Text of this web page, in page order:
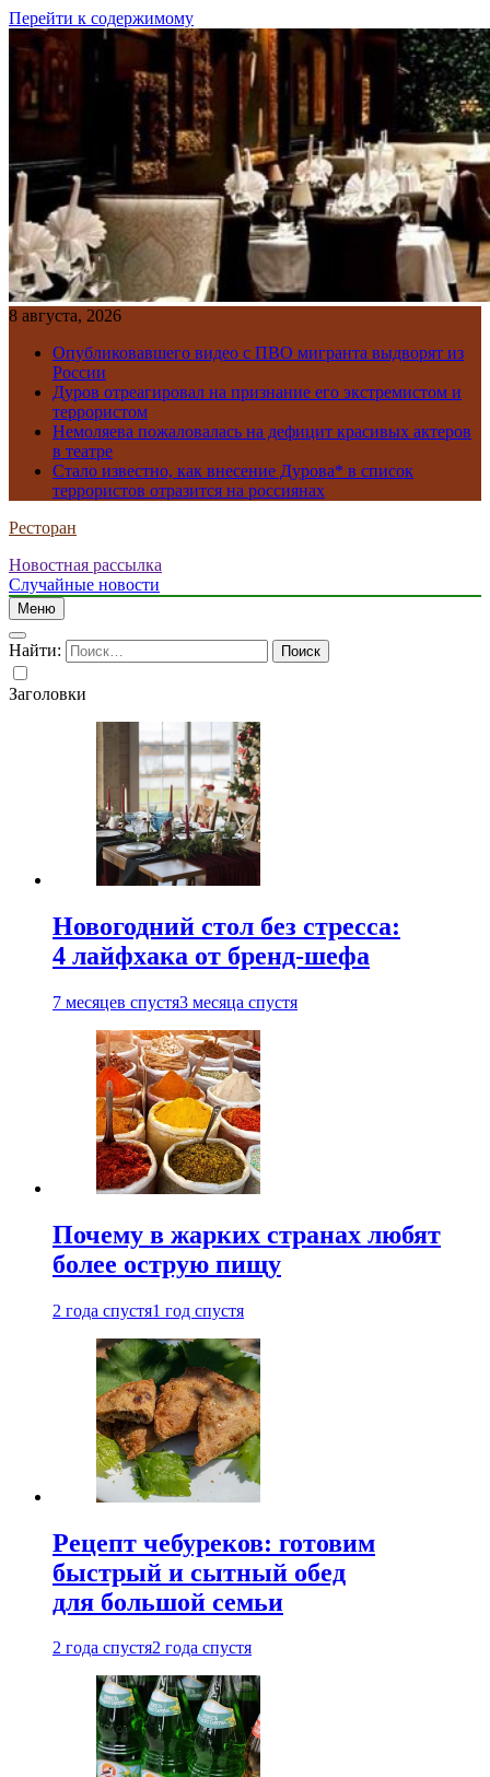
Перейти к содержимому
8 августа, 2026
Опубликовавшего видео с ПВО мигранта выдворят из
России
Дуров отреагировал на признание его экстремистом и
террористом
Немоляева пожаловалась на дефицит красивых актеров
в театре
Стало известно, как внесение Дурова* в список
террористов отразится на россиянах
Ресторан
Новостная рассылка
Случайные новости
Меню
Найти:
Заголовки
Новогодний стол без стресса:
4 лайфхака от бренд-шефа
7 месяцев спустя3 месяца спустя
Почему в жарких странах любят
более острую пищу
2 года спустя1 год спустя
Рецепт чебуреков: готовим
быстрый и сытный обед
для большой семьи
2 года спустя2 года спустя